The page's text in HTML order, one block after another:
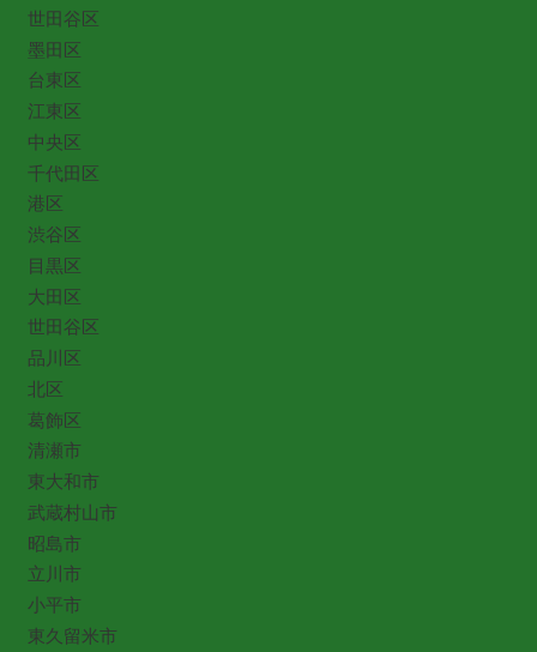
世田谷区
墨田区
台東区
江東区
中央区
千代田区
港区
渋谷区
目黒区
大田区
世田谷区
品川区
北区
葛飾区
清瀬市
東大和市
武蔵村山市
昭島市
立川市
小平市
東久留米市